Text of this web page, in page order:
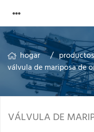
hogar productos
válvula de mariposa de
VÁLVULA DE